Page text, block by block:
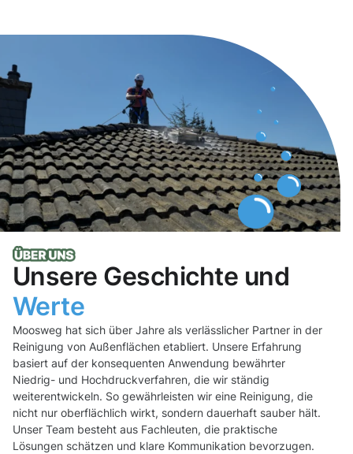
Unsere Geschichte und
Werte
Moosweg hat sich über Jahre als verlässlicher Partner in der
Reinigung von Außenflächen etabliert. Unsere Erfahrung
basiert auf der konsequenten Anwendung bewährter
Niedrig- und Hochdruckverfahren, die wir ständig
weiterentwickeln. So gewährleisten wir eine Reinigung, die
nicht nur oberflächlich wirkt, sondern dauerhaft sauber hält.
Unser Team besteht aus Fachleuten, die praktische
Lösungen schätzen und klare Kommunikation bevorzugen.